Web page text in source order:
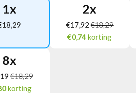
1x
18,29
2x
€17,92 €18,29
€0,74 korting
8x
€18,29
korting